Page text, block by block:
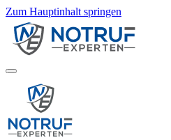
Zum Hauptinhalt springen